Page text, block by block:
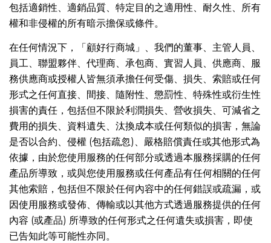
包括適銷性、適銷品質、特定目的之適用性、耐久性、所有
權和非侵權的所有暗示擔保或條件。
在任何情況下，「顧好行商城」、我們的董事、主管人員、
員工、聯盟夥伴、代理商、承包商、實習人員、供應商、服
務供應商或授權人皆無須承擔任何受傷、損失、索賠或任何
形式之任何直接、間接、隨附性、懲罰性、特殊性或衍生性
損害的責任，包括但不限於利潤損失、營收損失、可減省之
費用的損失、資料遺失、汰換成本或任何類似的損害，無論
是否以合約、侵權 (包括疏忽)、嚴格賠償責任或其他形式為
依據，由於您使用服務的任何部分或透過本服務採購的任何
產品所導致，或與您使用服務或任何產品有任何相關的任何
其他索賠，包括但不限於任何內容中的任何錯誤或疏漏，或
因使用服務或發佈、傳輸或以其他方式透過服務提供的任何
內容 (或產品) 所導致的任何形式之任何遺失或損害，即使
已告知此等可能性亦同。